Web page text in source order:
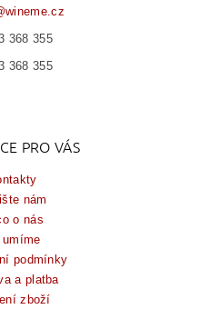
wineme.cz
368 355
368 355
PRO VÁS
nám
o nás
umíme
podmínky
a platba
zboží